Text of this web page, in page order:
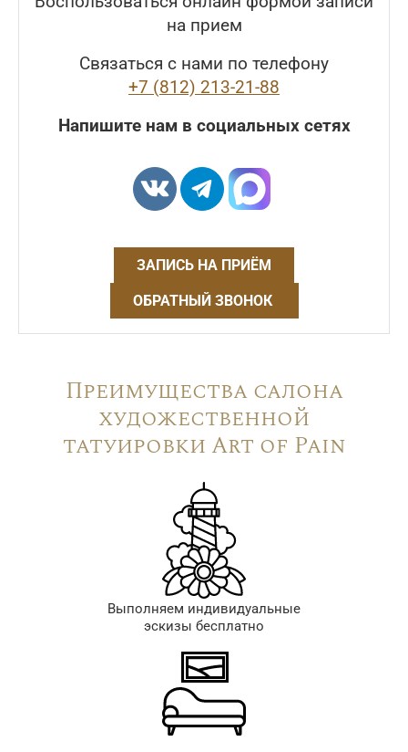
на прием
Связаться с нами по телефону
+7 (812) 213-21-88
Напишите нам в социальных сетях
ЗАПИСЬ НА ПРИЁМ
ОБРАТНЫЙ ЗВОНОК
Преимущества салона
художественной
татуировки Art of Pain
Выполняем индивидуальные
эскизы бесплатно